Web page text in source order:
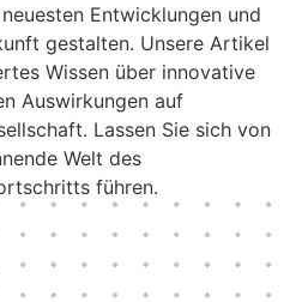
Entwicklungen und
gestalten. Unsere Artikel
Wissen über innovative
Auswirkungen auf
Lassen Sie sich von
Welt des
führen.